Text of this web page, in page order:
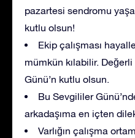
pazartesi sendromu
kutlu olsun!
Ekip çalışması
mümkün kılabilir.
Günü’n kutlu olsun.
Bu Sevgililer
arkadaşıma en içten
Varlığın çalışma